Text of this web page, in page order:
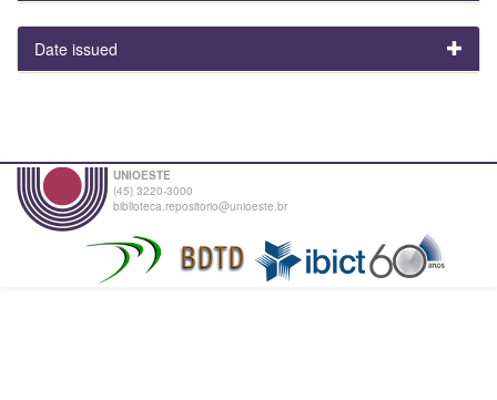
Date issued
UNIOESTE
(45) 3220-3000
biblioteca.repositorio@unioeste.br